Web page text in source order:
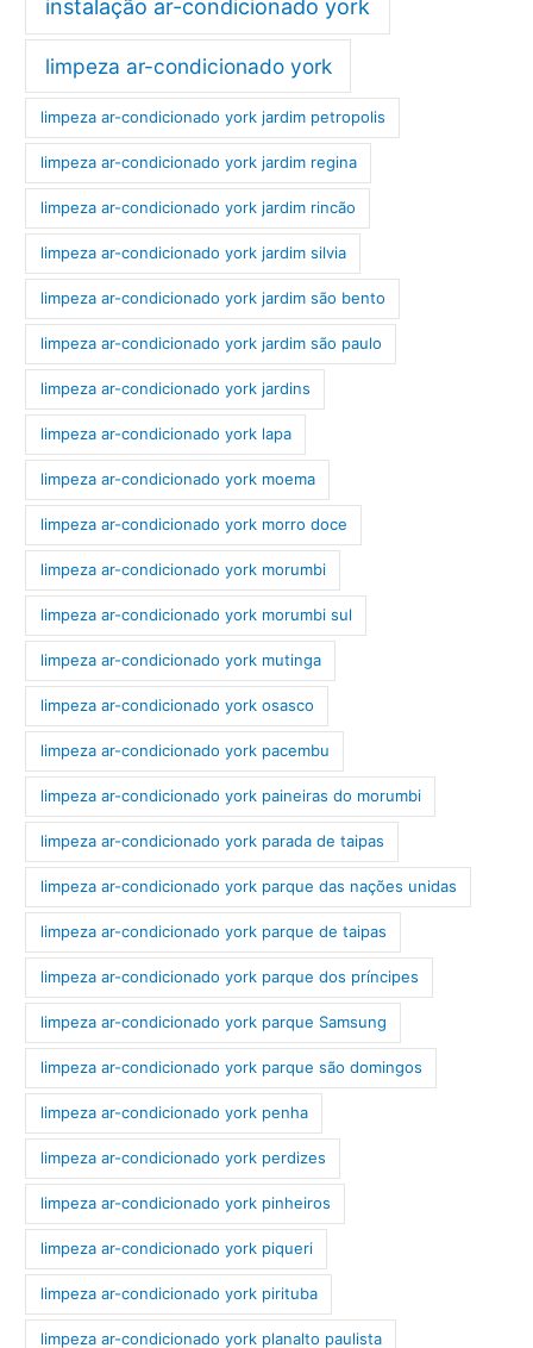
instalação ar-condicionado york
limpeza ar-condicionado york
limpeza ar-condicionado york jardim petropolis
limpeza ar-condicionado york jardim regina
limpeza ar-condicionado york jardim rincão
limpeza ar-condicionado york jardim silvia
limpeza ar-condicionado york jardim são bento
limpeza ar-condicionado york jardim são paulo
limpeza ar-condicionado york jardins
limpeza ar-condicionado york lapa
limpeza ar-condicionado york moema
limpeza ar-condicionado york morro doce
limpeza ar-condicionado york morumbi
limpeza ar-condicionado york morumbi sul
limpeza ar-condicionado york mutinga
limpeza ar-condicionado york osasco
limpeza ar-condicionado york pacembu
limpeza ar-condicionado york paineiras do morumbi
limpeza ar-condicionado york parada de taipas
limpeza ar-condicionado york parque das nações unidas
limpeza ar-condicionado york parque de taipas
limpeza ar-condicionado york parque dos príncipes
limpeza ar-condicionado york parque Samsung
limpeza ar-condicionado york parque são domingos
limpeza ar-condicionado york penha
limpeza ar-condicionado york perdizes
limpeza ar-condicionado york pinheiros
limpeza ar-condicionado york piqueri
limpeza ar-condicionado york pirituba
limpeza ar-condicionado york planalto paulista